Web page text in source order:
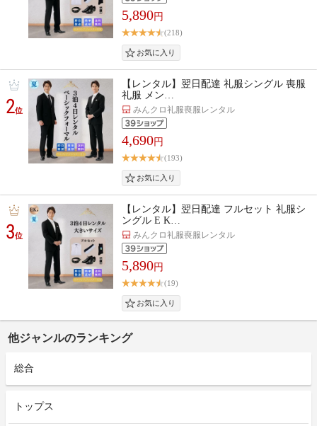
5,890円
(218)
2位
【レンタル】翌日配達 礼服シングル 喪服
礼服 メン…
みんクロ礼服喪服レンタル
4,690円
(193)
3位
【レンタル】翌日配達 フルセット 礼服シ
ングル E K…
みんクロ礼服喪服レンタル
5,890円
(19)
他ジャンルのランキング
総合
トップス